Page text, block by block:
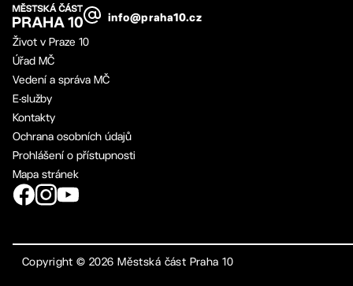
info@praha10.cz
Život v Praze 10
Úřad MČ
Vedení a správa MČ
E-služby
Kontakty
Ochrana osobních údajů
Prohlášení o přístupnosti
Mapa stránek
Copyright ©2026 Městská část Praha 10